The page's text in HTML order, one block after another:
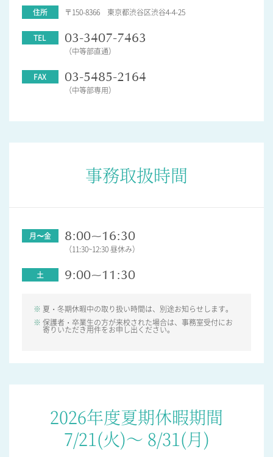
学友会
生徒の作品
入試・入学案内
学校説明会
編入学・転入学試験
よくあるご質問
INFORMATION
ニュース・トピック
アクセスマップ
いじめ防止対策
ENGLISHページ
個人情報保護への取り組み
〒150-8366 東京都渋谷区渋谷4-4-25
03-3407-7463
（中等部直通）
03-5485-2164
（中等部専用）
事務取扱時間
8:00~16:30
（11:30~12:30 昼休み）
9:00~11:30
夏・冬期休暇中の取り扱い時間は、別途お知らせします。
保護者・卒業生の方が来校された場合は、事務室受付にお
寄りいただき用件をお申し出ください。
2026年度夏期休暇期間
7/21(火)～ 8/31(月)